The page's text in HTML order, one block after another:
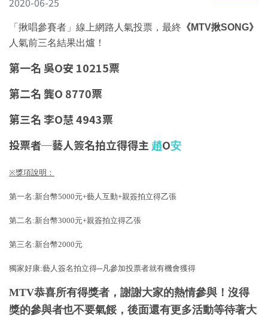
「揪唱參賽者」線上網路人氣投票，最終 《 MTV揪SONG》
人氣前三名結果出爐！
第一名吳O安 10215票
第二名龔O 8770票
第三名李O慧4943票
投票者─藝人簽名拍立得得主 趙O安
※獎項說明：
第一名 :新台幣5000元+藝人互動+親簽拍立得乙張
第二名 :新台幣3000元+親簽拍立得乙張
第三名 :新台幣2000元
獨家好康:藝人簽名拍立得─凡參加投票者就有機會獲得
MTV恭喜所有得獎者，謝謝大家的熱情參與！沒得
獎的參與者也不要氣餒，後面還有更多活動等待著大